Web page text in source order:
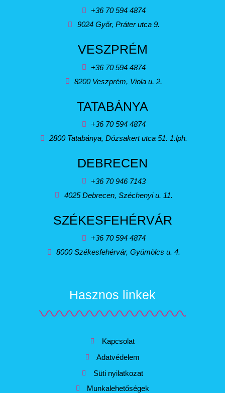
+36 70 594 4874
9024 Győr, Práter utca 9.
VESZPRÉM
+36 70 594 4874
8200 Veszprém, Viola u. 2.
TATABÁNYA
+36 70 594 4874
2800 Tatabánya, Dózsakert utca 51. 1.lph.
DEBRECEN
+36 70 946 7143
4025 Debrecen, Széchenyi u. 11.
SZÉKESFEHÉRVÁR
+36 70 594 4874
8000 Székesfehérvár, Gyümölcs u. 4.
Hasznos linkek
Kapcsolat
Adatvédelem
Süti nyilatkozat
Munkalehetőségek